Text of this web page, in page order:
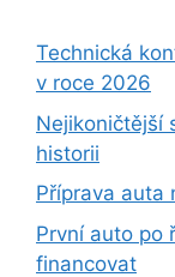
Technická
v roce 2026
Nejikoničtější
historii
Příprava auta
První auto po
financovat